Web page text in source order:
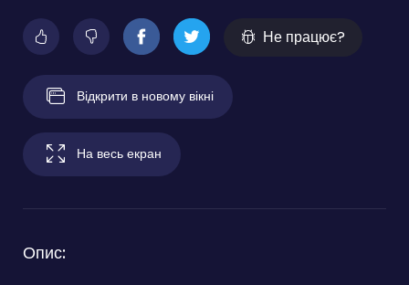
Не працює?
Відкрити в новому вікні
На весь екран
Опис: